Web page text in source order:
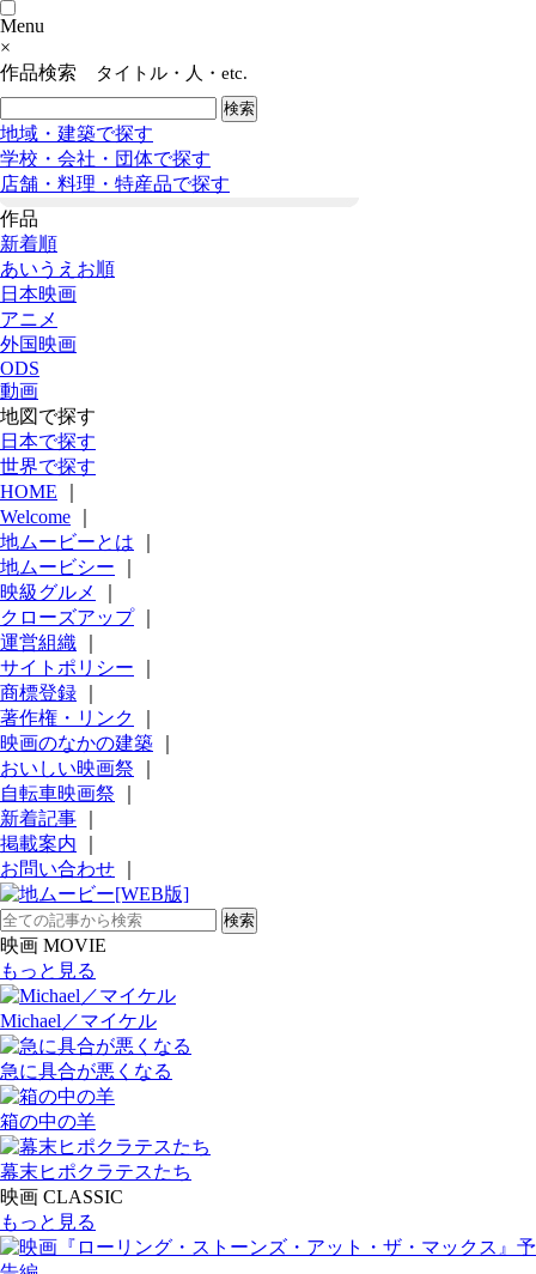
Menu
×
作品検索
タイトル・人・etc.
地域・建築で探す
学校・会社・団体で探す
店舗・料理・特産品で探す
作品
新着順
あいうえお順
日本映画
アニメ
外国映画
ODS
動画
地図で探す
日本で探す
世界で探す
HOME
Welcome
地ムービーとは
地ムービシー
映級グルメ
クローズアップ｜
運営組織
サイトポリシー
商標登録
著作権・リンク
映画のなかの建築
おいしい映画祭
自転車映画祭
新着記事
掲載案内
お問い合わせ
映画 MOVIE
もっと見る
Michael／マイケル
急に具合が悪くなる
箱の中の羊
幕末ヒポクラテスたち
映画 CLASSIC
もっと見る